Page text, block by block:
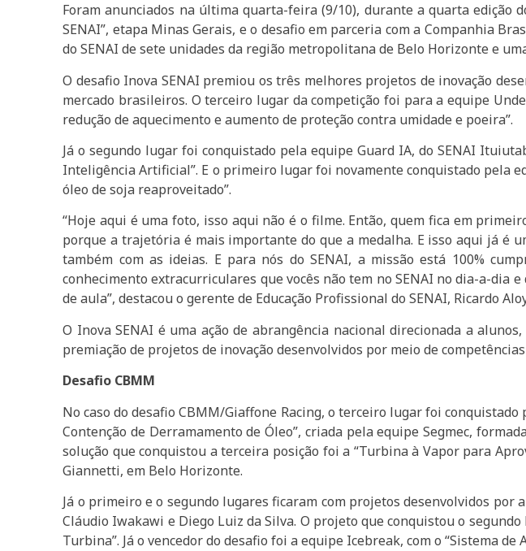
Foram anunciados na última quarta-feira (9/10), durante a quarta edição
SENAI”, etapa Minas Gerais, e o desafio em parceria com a Companhia
do SENAI de sete unidades da região metropolitana de Belo Horizonte e
O desafio Inova SENAI premiou os três melhores projetos de inovação
mercado brasileiros. O terceiro lugar da competição foi para a equipe
redução de aquecimento e aumento de proteção contra umidade e poeira”.
Já o segundo lugar foi conquistado pela equipe Guard IA, do SENAI
Inteligência Artificial”. E o primeiro lugar foi novamente conquistado pela
óleo de soja reaproveitado”.
“Hoje aqui é uma foto, isso aqui não é o filme. Então, quem fica em
porque a trajetória é mais importante do que a medalha. E isso aqui já é
também com as ideias. E para nós do SENAI, a missão está 100%
conhecimento extracurriculares que vocês não tem no SENAI no dia-a-
de aula”, destacou o gerente de Educação Profissional do SENAI, Ricardo
O Inova SENAI é uma ação de abrangência nacional direcionada a
premiação de projetos de inovação desenvolvidos por meio de
Desafio CBMM
No caso do desafio CBMM/Giaffone Racing, o terceiro lugar foi
Contenção de Derramamento de Óleo”, criada pela equipe Segmec,
solução que conquistou a terceira posição foi a “Turbina à Vapor para
Giannetti, em Belo Horizonte.
Já o primeiro e o segundo lugares ficaram com projetos desenvolvidos por
Cláudio Iwakawi e Diego Luiz da Silva. O projeto que conquistou o
Turbina”. Já o vencedor do desafio foi a equipe Icebreak, com o “Sistema de